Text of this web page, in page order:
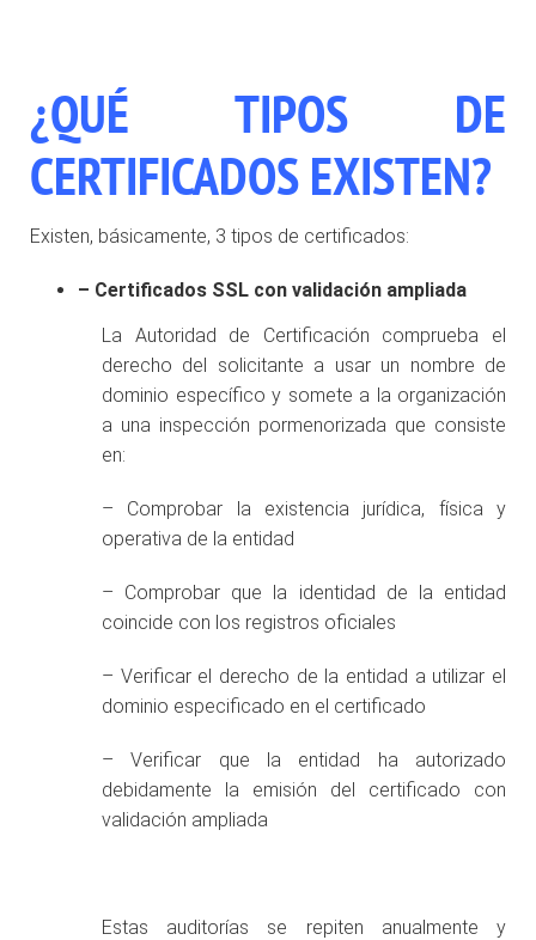
¿QUÉ TIPOS DE
CERTIFICADOS EXISTEN?
Existen, básicamente, 3 tipos de certificados:
– Certificados SSL con validación ampliada
La Autoridad de Certificación comprueba el
derecho del solicitante a usar un nombre de
dominio específico y somete a la organización
a una inspección pormenorizada que consiste
en:
– Comprobar la existencia jurídica, física y
operativa de la entidad
– Comprobar que la identidad de la entidad
coincide con los registros oficiales
– Verificar el derecho de la entidad a utilizar el
dominio especificado en el certificado
– Verificar que la entidad ha autorizado
debidamente la emisión del certificado con
validación ampliada
Estas auditorías se repiten anualmente y